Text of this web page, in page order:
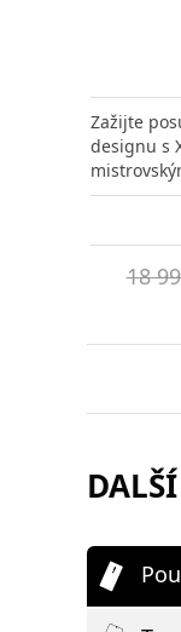
Zažijte
designu s
18